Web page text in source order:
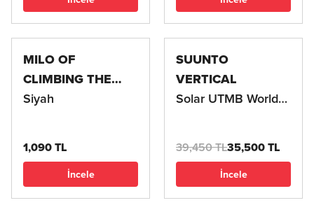
MILO OF
CLIMBING THE
QUIX DAILY 500
Siyah
1,090 TL
İncele
SUUNTO
VERTICAL
Solar UTMB World
39,450 TL35,500 TL
İncele